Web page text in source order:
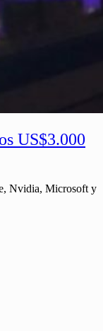
US$3.000
Nvidia, Microsoft y